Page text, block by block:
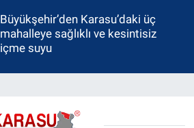
Büyükşehir’den Karasu’daki üç
mahalleye sağlıklı ve kesintisiz
içme suyu